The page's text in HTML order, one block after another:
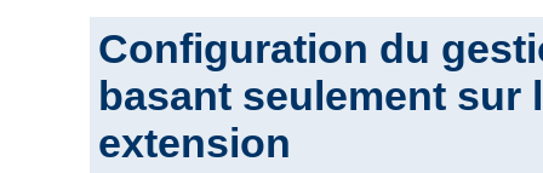
Configuration du
basant seulement sur
extension